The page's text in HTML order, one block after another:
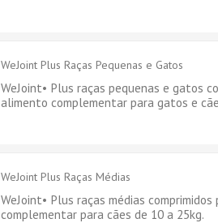
WeJoint Plus Raças Pequenas e Gatos
WeJoint• Plus raças pequenas e gatos
alimento complementar para gatos e
WeJoint Plus Raças Médias
WeJoint• Plus raças médias
complementar para cães de 10 a 25kg.